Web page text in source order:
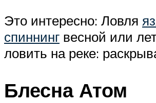
Это интересно: Ловля
спиннинг весной или
ловить на реке:
Блесна Атом